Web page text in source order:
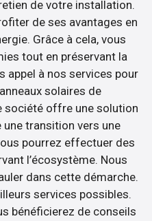
de votre installation.
de ses avantages en
Grâce à cela, vous
tout en préservant la
appel à nos services pour
solaires de
société offre une solution
transition vers une
pourrez effectuer des
l’écosystème. Nous
dans cette démarche.
services possibles.
bénéficierez de conseils